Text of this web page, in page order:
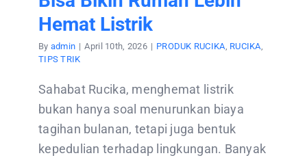
Hemat Listrik
By admin | April 10th, 2026 | PRODUK RUCIKA RUCIKA
TIPS TRIK
Sahabat Rucika, menghemat listrik
bukan hanya soal menurunkan biaya
tagihan bulanan, tetapi juga bentuk
kepedulian terhadap lingkungan. Banyak